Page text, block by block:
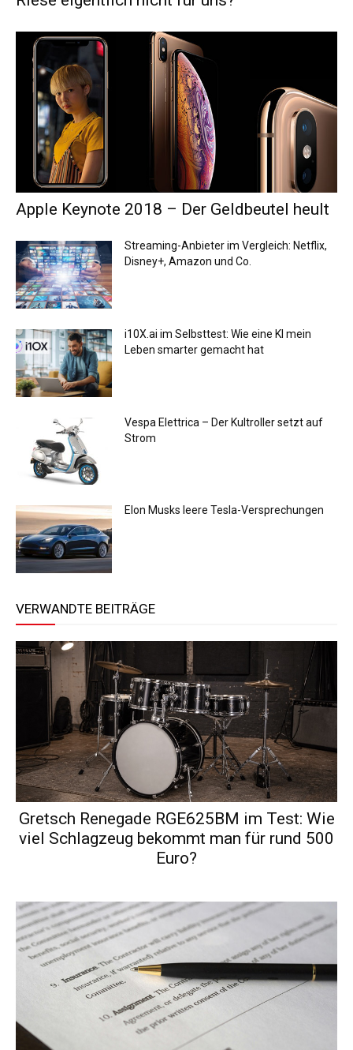
Apple Keynote 2018 – Der Geldbeutel heult
Streaming-Anbieter im Vergleich: Netflix,
Disney+, Amazon und Co.
i10X.ai im Selbsttest: Wie eine KI mein
Leben smarter gemacht hat
Vespa Elettrica – Der Kultroller setzt auf
Strom
Elon Musks leere Tesla-Versprechungen
VERWANDTE BEITRÄGE
Gretsch Renegade RGE625BM im Test: Wie
viel Schlagzeug bekommt man für rund 500
Euro?